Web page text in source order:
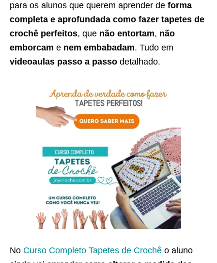
para os alunos que querem aprender de forma
completa e aprofundada como fazer tapetes de
crochê perfeitos, que não entortam, não
emborcam e nem embabadam. Tudo em
videoaulas passo a passo detalhado.
No Curso Completo Tapetes de Crochê o aluno